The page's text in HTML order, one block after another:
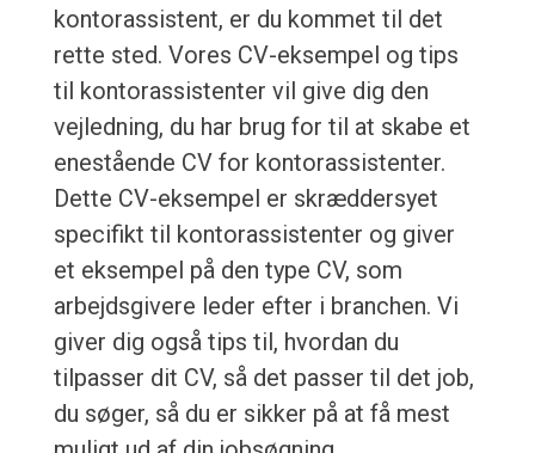
kontorassistent, er du kommet til det
rette sted. Vores CV-eksempel og tips
til kontorassistenter vil give dig den
vejledning, du har brug for til at skabe et
enestående CV for kontorassistenter.
Dette CV-eksempel er skræddersyet
specifikt til kontorassistenter og giver
et eksempel på den type CV, som
arbejdsgivere leder efter i branchen. Vi
giver dig også tips til, hvordan du
tilpasser dit CV, så det passer til det job,
du søger, så du er sikker på at få mest